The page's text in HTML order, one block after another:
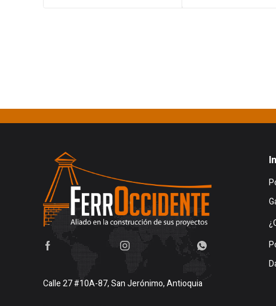
Calle 27 #10A-87, San Jerónimo, Antioquia